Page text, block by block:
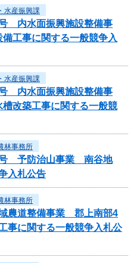
水産振興課
内水面振興施設整備事
工事に関する一般競争入
水産振興課
内水面振興施設整備事
改築工事に関する一般競
林事務所
号 予防治山事業 南谷地
入札公告
林事務所
農道整備事業 郡上南部4
に関する一般競争入札公